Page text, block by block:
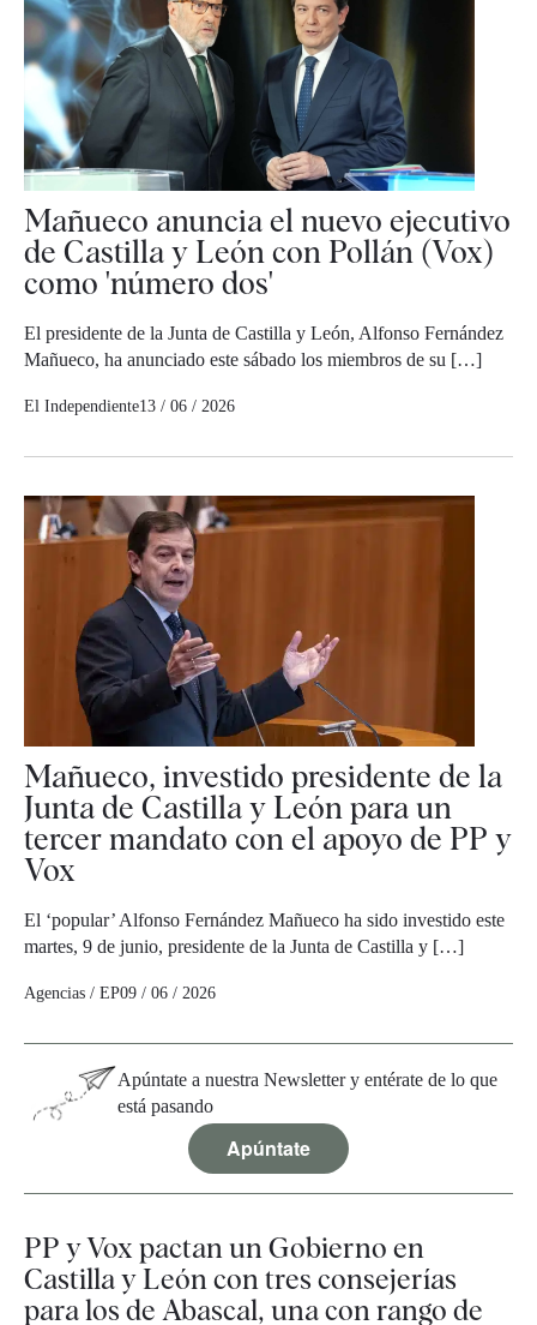
Mañueco anuncia el nuevo ejecutivo
de Castilla y León con Pollán (Vox)
como 'número dos'
El presidente de la Junta de Castilla y León, Alfonso Fernández
Mañueco, ha anunciado este sábado los miembros de su […]
El Independiente13 / 06 / 2026
Mañueco, investido presidente de la
Junta de Castilla y León para un
tercer mandato con el apoyo de PP y
Vox
El ‘popular’ Alfonso Fernández Mañueco ha sido investido este
martes, 9 de junio, presidente de la Junta de Castilla y […]
Agencias / EP09 / 06 / 2026
Apúntate a nuestra Newsletter y entérate de lo que
está pasando
Apúntate
PP y Vox pactan un Gobierno en
Castilla y León con tres consejerías
para los de Abascal, una con rango de